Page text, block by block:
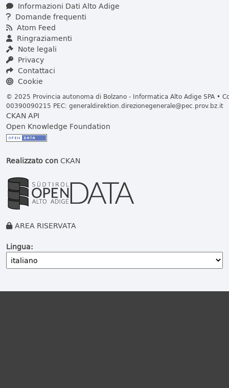
Informazioni Dati Alto Adige
Domande frequenti
Atom Feed
Ringraziamenti
Note legali
Privacy
Contattaci
Cookie
© 2025 Provincia autonoma di Bolzano - Informatica Alto Adige SPA •
00390090215 PEC: generaldirektion.direzionegenerale@pec.prov.bz.it
CKAN API
Open Knowledge Foundation
Realizzato conCKAN
AREA RISERVATA
Lingua